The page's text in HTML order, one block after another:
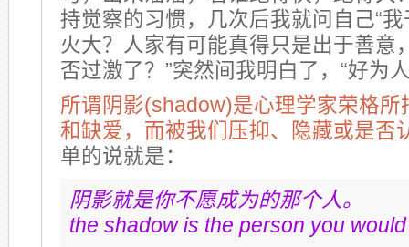
持觉察的习惯，几次后我就问自己“
火大？人家有可能真得只是出于善意
否过激了？”突然间我明白了，“好为
所谓阴影(shadow)是心理学家荣格所
和缺爱，而被我们压抑、隐藏或是否
单的说就是：
阴影就是你不愿成为的那个人。
the shadow is the person you